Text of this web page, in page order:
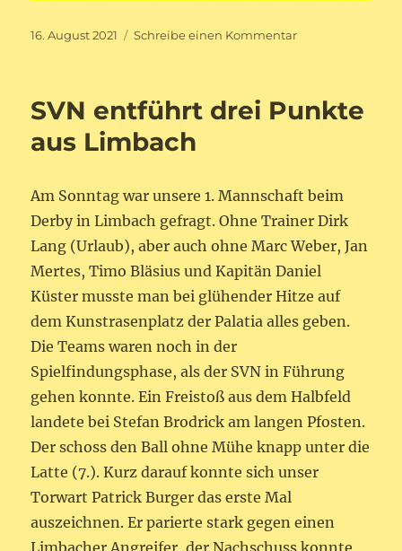
Veröffentlicht
16. August 2021 Schreibe einen Kommentarzu
vom
SVN entführt drei Punkte
aus Limbach
Am Sonntag war unsere 1. Mannschaft beim
Derby in Limbach gefragt. Ohne Trainer Dirk
Lang (Urlaub), aber auch ohne Marc Weber, Jan
Mertes, Timo Bläsius und Kapitän Daniel
Küster musste man bei glühender Hitze auf
dem Kunstrasenplatz der Palatia alles geben.
Die Teams waren noch in der
Spielfindungsphase, als der SVN in Führung
gehen konnte. Ein Freistoß aus dem Halbfeld
landete bei Stefan Brodrick am langen Pfosten.
Der schoss den Ball ohne Mühe knapp unter die
Latte (7.). Kurz darauf konnte sich unser
Torwart Patrick Burger das erste Mal
auszeichnen. Er parierte stark gegen einen